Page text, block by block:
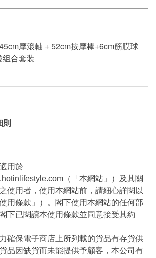
摩滾軸 + 52cm按摩棒+6cm筋膜球
合套装
則
用於
（「本網站」）及其關
使用者，使用本網站前，請細心詳閱以
用條款」）。閣下使用本網站的任何部
下已閱讀本使用條款並同意接受其約
確保電子商店上所列載的貨品有存貨供
品因缺貨而未能提供予顧客，本公司有